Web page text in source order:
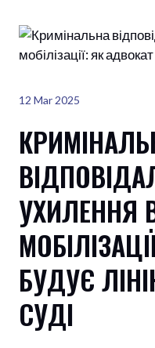
12 Mar 2025
УХИЛЕННЯ
БУДУЄ
СУДІ